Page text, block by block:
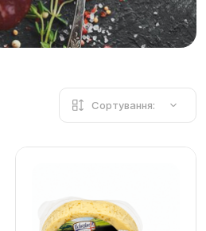
Сортування: